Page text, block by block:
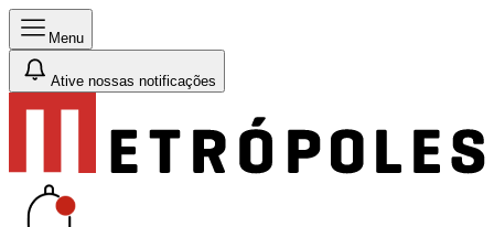
Menu
Ative nossas notificações